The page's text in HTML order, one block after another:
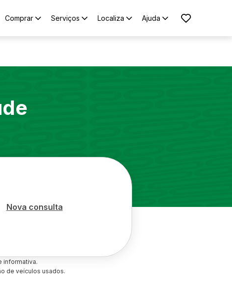
Comprar Serviços Localiza Ajuda
Nova consulta
informativa.
de veículos usados.